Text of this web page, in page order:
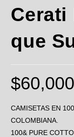
Cerati
que
$60,000
CAMISETAS EN
COLOMBIANA.
100& PURE